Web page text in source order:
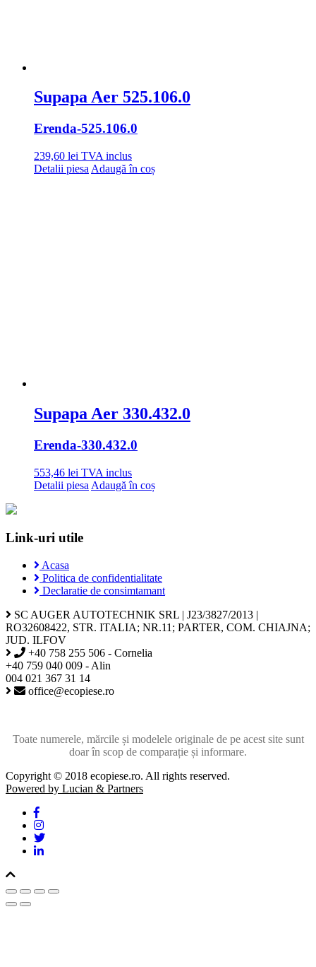
Supapa Aer 525.106.0
Erenda-525.106.0
239,60 lei TVA inclus
Detalii piesa Adaugă în coș
Supapa Aer 330.432.0
Erenda-330.432.0
553,46 lei TVA inclus
Detalii piesa Adaugă în coș
Link-uri utile
Acasa
Politica de confidentialitate
Declaratie de consimtamant
SC AUGER AUTOTECHNIK SRL | J23/3827/2013 |
RO32608422, STR. ITALIA; NR.11; PARTER, COM. CHIAJNA;
JUD. ILFOV
+40 758 255 506 - Cornelia
+40 759 040 009 - Alin
004 021 367 31 14
office@ecopiese.ro
Toate numerele, mărcile și modelele originale de pe acest site sunt
doar în scop de comparație și informare.
Copyright © 2018 ecopiese.ro. All rights reserved.
Powered by Lucian & Partners